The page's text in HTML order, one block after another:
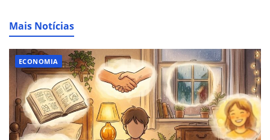
Mais Notícias
ECONOMIA